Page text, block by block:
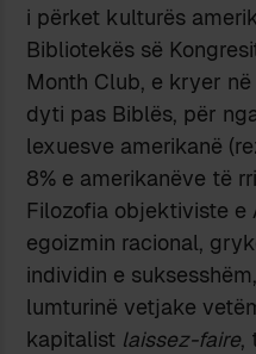
i përket kulturës
Bibliotekës së
Month Club, e kryer
dyti pas Biblës, për
lexuesve amerikanë
8% e amerikanëve të
Filozofia objektiviste e
egoizmin racional,
individin e
lumturinë vetjake
kapitalist laissez-faire,